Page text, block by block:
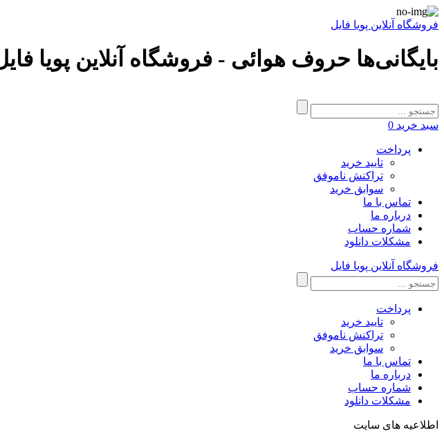
فروشگاه آنلاین پویا فایل
بایگانی‌ها حروف هوائی - فروشگاه آنلاین پویا
سبد خرید 0
پرداخت
تایید خرید
تراکنش ناموفق
سوابق خرید
تماس با ما
درباره ما
شماره حساب
مشکلات دانلود
فروشگاه آنلاین پویا فایل
پرداخت
تایید خرید
تراکنش ناموفق
سوابق خرید
تماس با ما
درباره ما
شماره حساب
مشکلات دانلود
اطلاعیه های سایت